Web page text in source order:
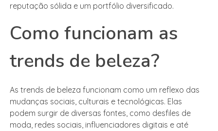
reputação sólida e um portfólio diversificado.
Como funcionam as
trends de beleza?
As trends de beleza funcionam como um reflexo das
mudanças sociais, culturais e tecnológicas. Elas
podem surgir de diversas fontes, como desfiles de
moda, redes sociais, influenciadores digitais e até